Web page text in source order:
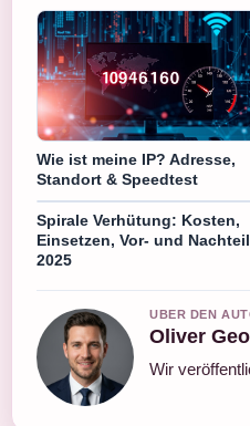
Wie ist meine IP? Adresse,
Standort & Speedtest
Spirale Verhütung: Kosten,
Einsetzen, Vor- und
2025
UBER DEN
Oliver
Wir